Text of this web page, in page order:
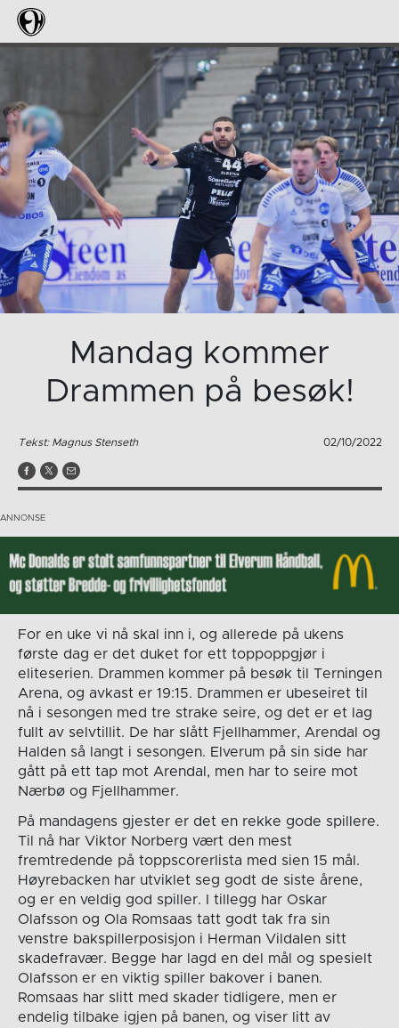
Mandag kommer
Drammen på besøk!
Tekst: Magnus Stenseth 02/10/2022
For en uke vi nå skal inn i, og allerede på ukens
første dag er det duket for ett toppoppgjør i
eliteserien. Drammen kommer på besøk til Terningen
Arena, og avkast er 19:15. Drammen er ubeseiret til
nå i sesongen med tre strake seire, og det er et lag
fullt av selvtillit. De har slått Fjellhammer, Arendal og
Halden så langt i sesongen. Elverum på sin side har
gått på ett tap mot Arendal, men har to seire mot
Nærbø og Fjellhammer.
På mandagens gjester er det en rekke gode spillere.
Til nå har Viktor Norberg vært den mest
fremtredende på toppscorerlista med sien 15 mål.
Høyrebacken har utviklet seg godt de siste årene,
og er en veldig god spiller. I tillegg har Oskar
Olafsson og Ola Romsaas tatt godt tak fra sin
venstre bakspillerposisjon i Herman Vildalen sitt
skadefravær. Begge har lagd en del mål og spesielt
Olafsson er en viktig spiller bakover i banen.
Romsaas har slitt med skader tidligere, men er
endelig tilbake igjen på banen, og viser litt av